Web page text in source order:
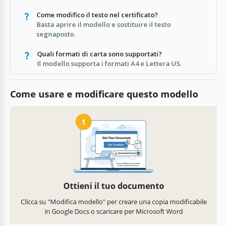
Come modifico il testo nel certificato?
Basta aprire il modello e sostituire il testo
segnaposto.
Quali formati di carta sono supportati?
Il modello supporta i formati A4 e Lettera US.
Come usare e modificare questo modello
1
Ottieni il tuo documento
Clicca su "Modifica modello" per creare una copia modificabile
in Google Docs o scaricare per Microsoft Word